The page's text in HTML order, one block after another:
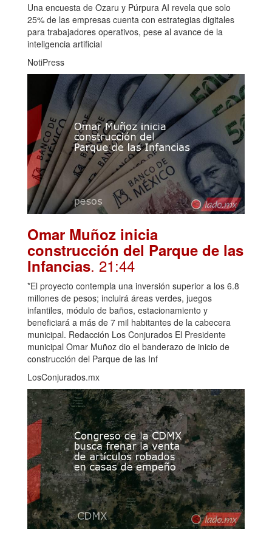
Una encuesta de Ozaru y Púrpura AI revela que solo
25% de las empresas cuenta con estrategias digitales
para trabajadores operativos, pese al avance de la
inteligencia artificial
NotiPress
Omar Muñoz inicia
construcción del Parque de las
Infancias. 21:44
*El proyecto contempla una inversión superior a los 6.8
millones de pesos; incluirá áreas verdes, juegos
infantiles, módulo de baños, estacionamiento y
beneficiará a más de 7 mil habitantes de la cabecera
municipal. Redacción Los Conjurados El Presidente
municipal Omar Muñoz dio el banderazo de inicio de
construcción del Parque de las Inf
LosConjurados.mx